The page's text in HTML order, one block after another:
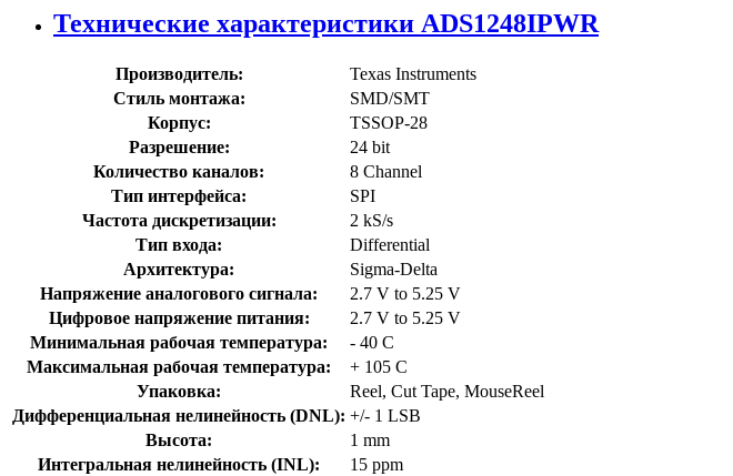
Технические характеристики ADS1248IPWR
Производитель:
Texas Instruments
Стиль монтажа:
SMD/SMT
Корпус:
TSSOP-28
Разрешение:
24 bit
Количество каналов:
8 Channel
Тип интерфейса:
SPI
Частота дискретизации:
2 kS/s
Тип входа:
Differential
Архитектура:
Sigma-Delta
Напряжение аналогового сигнала:
2.7 V to 5.25 V
Цифровое напряжение питания:
2.7 V to 5.25 V
Минимальная рабочая температура:
- 40 C
Максимальная рабочая температура:
+ 105 C
Упаковка:
Reel, Cut Tape, MouseReel
Дифференциальная нелинейность (DNL): +/- 1 LSB
Высота:
1 mm
Интегральная нелинейность (INL):
15 ppm